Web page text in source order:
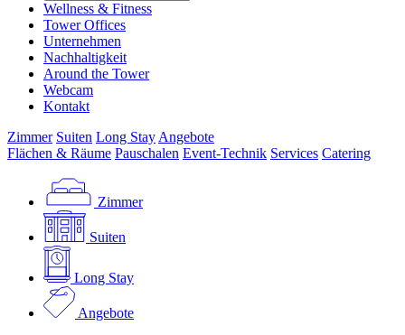
Wellness & Fitness
Tower Offices
Unternehmen
Nachhaltigkeit
Around the Tower
Webcam
Kontakt
Zimmer Suiten Long Stay Angebote
Flächen & Räume Pauschalen Event-Technik Services Catering
Zimmer
Suiten
Long Stay
Angebote